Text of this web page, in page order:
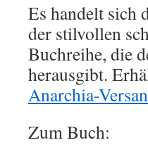
Es handelt sich
der stilvollen
Buchreihe, die
herausgibt.
Anarchia-
Zum Buch: